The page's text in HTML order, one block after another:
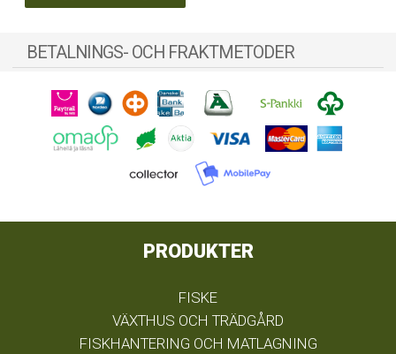
BETALNINGS- OCH FRAKTMETODER
PRODUKTER
FISKE
VÄXTHUS OCH TRÄDGÅRD
FISKHANTERING OCH MATLAGNING